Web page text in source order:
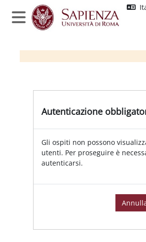
Vai al contenuto principale
Pannello laterale
Autenticazione
Gli ospiti non possono
utenti. Per proseguire è
autenticarsi.